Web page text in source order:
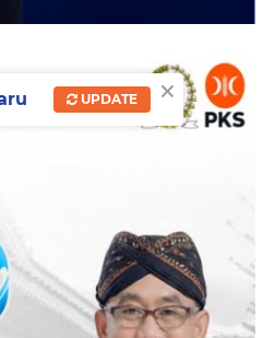
×
UPDATE